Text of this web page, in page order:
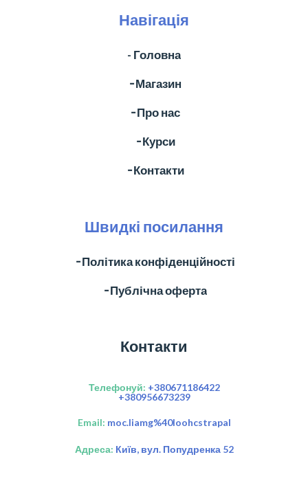
Навігація
- Головна
╶ Магазин
╶ Про нас
╶ Курси
╶ Контакти
Швидкі посилання
╶ Політика конфіденційності
╶ Публічна оферта
Контакти
Телефонуй: +380671186422
+380956673239
Email: moc.liamg%40loohcstrapal
Адреса: Київ, вул. Попудренка 52